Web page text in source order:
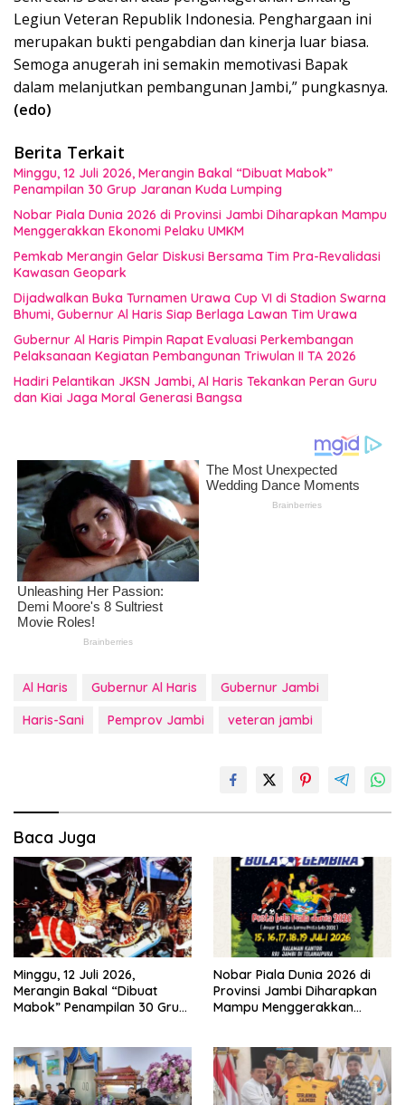
Legiun Veteran Republik Indonesia. Penghargaan ini
merupakan bukti pengabdian dan kinerja luar biasa.
Semoga anugerah ini semakin memotivasi Bapak
dalam melanjutkan pembangunan Jambi,” pungkasnya.
(edo)
Berita Terkait
Minggu, 12 Juli 2026, Merangin Bakal “Dibuat Mabok”
Penampilan 30 Grup Jaranan Kuda Lumping
Nobar Piala Dunia 2026 di Provinsi Jambi Diharapkan Mampu
Menggerakkan Ekonomi Pelaku UMKM
Pemkab Merangin Gelar Diskusi Bersama Tim Pra-Revalidasi
Kawasan Geopark
Dijadwalkan Buka Turnamen Urawa Cup VI di Stadion Swarna
Bhumi, Gubernur Al Haris Siap Berlaga Lawan Tim Urawa
Gubernur Al Haris Pimpin Rapat Evaluasi Perkembangan
Pelaksanaan Kegiatan Pembangunan Triwulan II TA 2026
Hadiri Pelantikan JKSN Jambi, Al Haris Tekankan Peran Guru
dan Kiai Jaga Moral Generasi Bangsa
Al Haris Gubernur Al Haris
Gubernur Jambi
Haris-Sani
Pemprov Jambi veteran jambi
Baca Juga
Minggu, 12 Juli 2026,
Merangin Bakal “Dibuat
Mabok” Penampilan 30 Grup
Nobar Piala Dunia 2026 di
Provinsi Jambi Diharapkan
Mampu Menggerakkan